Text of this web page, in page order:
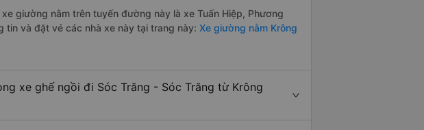
giường nằm trên tuyến đường này là xe Tuấn Hiệp, Phương
tin và đặt vé các nhà xe này tại trang này: Xe giường nằm Krông
xe ghế ngồi đi Sóc Trăng - Sóc Trăng từ Krông